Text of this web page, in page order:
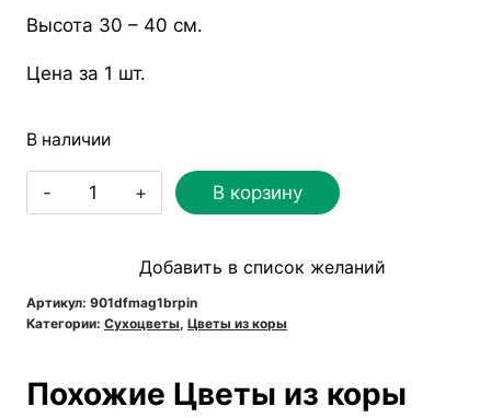
Высота 30 – 40 см.
Цена за 1 шт.
В наличии
Количество
товара
ярко-
розовая
В корзину
Добавить в список желаний
Артикул: 901dfmag1brpin
Категории: Сухоцветы, Цветы из коры
Похожие Цветы из коры